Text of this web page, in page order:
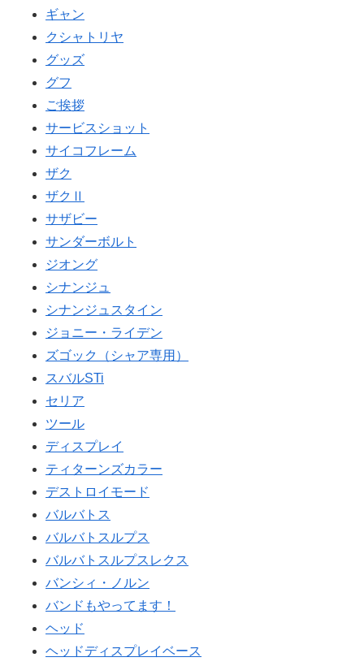
ギャン
クシャトリヤ
グッズ
グフ
ご挨拶
サービスショット
サイコフレーム
ザク
ザクⅡ
サザビー
サンダーボルト
ジオング
シナンジュ
シナンジュスタイン
ジョニー・ライデン
ズゴック（シャア専用）
スバルSTi
セリア
ツール
ディスプレイ
ティターンズカラー
デストロイモード
バルバトス
バルバトスルプス
バルバトスルプスレクス
バンシィ・ノルン
バンドもやってます！
ヘッド
ヘッドディスプレイベース